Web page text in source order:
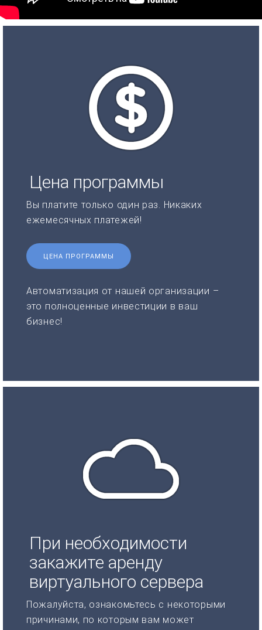
Цена программы
Вы платите только один раз. Никаких
ежемесячных платежей!
ЦЕНА ПРОГРАММЫ
Автоматизация от нашей организации –
это полноценные инвестиции в ваш
бизнес!
При необходимости
закажите аренду
виртуального сервера
Пожалуйста, ознакомьтесь с некоторыми
причинами, по которым вам может